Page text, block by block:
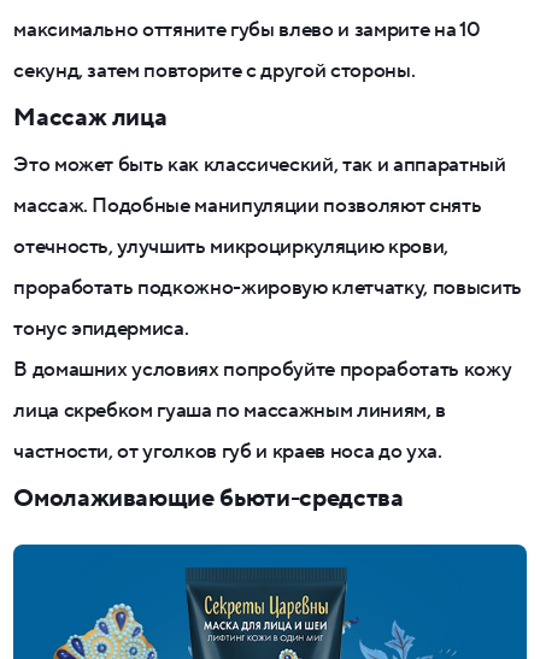
максимально оттяните губы влево и замрите на 10
секунд, затем повторите с другой стороны.
Массаж лица
Это может быть как классический, так и аппаратный
массаж. Подобные манипуляции позволяют снять
отечность, улучшить микроциркуляцию крови,
проработать подкожно-жировую клетчатку, повысить
тонус эпидермиса.
В домашних условиях попробуйте проработать кожу
лица скребком гуаша по массажным линиям, в
частности, от уголков губ и краев носа до уха.
Омолаживающие бьюти-средства